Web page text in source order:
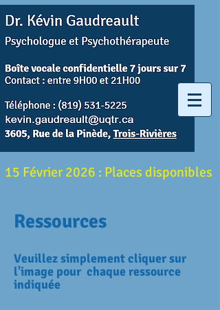
15 Février 2026 : Places disponibles
Ressources
Veuillez simplement cliquer sur
l'image pour chaque ressource
indiquée